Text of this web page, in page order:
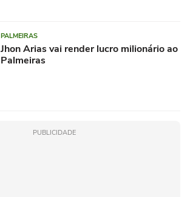
PALMEIRAS
Jhon Arias vai render lucro milionário ao
Palmeiras
PUBLICIDADE